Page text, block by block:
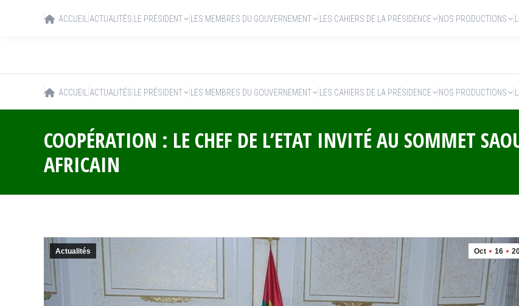
ACCUEIL ACTUALITÉS LE PRÉSIDENT LES MEMBRES DU GOUVERNEMENT LES CAHIERS DE LA PRÉSIDENCE NOS PRODUCTIONS
COOPÉRATION : LE CHEF DE L’ETAT INVITÉ AU SOMMET
AFRICAIN
Oct 16
Actualités
ACCUEIL ACTUALITÉS LE PRÉSIDENT LES MEMBRES DU GOUVERNEMENT LES CAHIERS DE LA PRÉSIDENCE NOS PRODUCTIONS